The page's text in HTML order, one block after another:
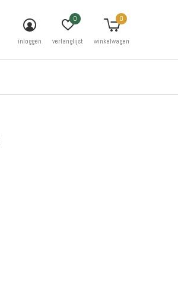
inloggen verlanglijst
0
winkelwagen
0